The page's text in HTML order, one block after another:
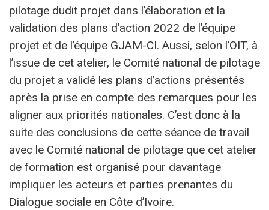
pilotage dudit projet dans l’élaboration et la
validation des plans d’action 2022 de l’équipe
projet et de l’équipe GJAM-CI. Aussi, selon l’OIT, à
l’issue de cet atelier, le Comité national de pilotage
du projet a validé les plans d’actions présentés
après la prise en compte des remarques pour les
aligner aux priorités nationales. C’est donc à la
suite des conclusions de cette séance de travail
avec le Comité national de pilotage que cet atelier
de formation est organisé pour davantage
impliquer les acteurs et parties prenantes du
Dialogue sociale en Côte d’Ivoire.